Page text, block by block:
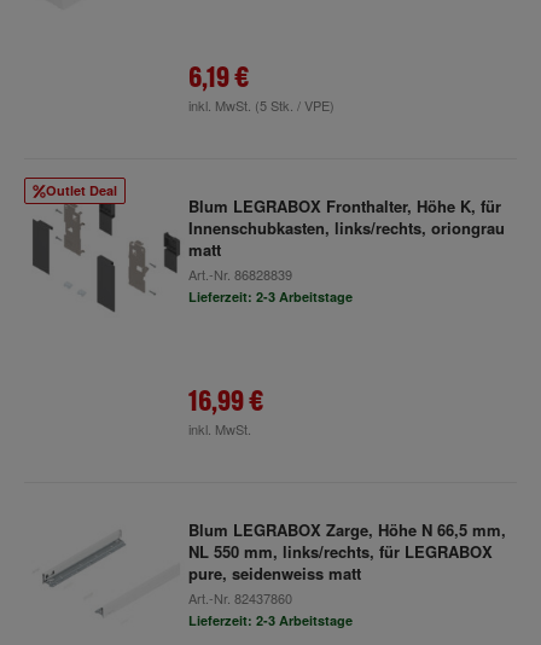
6,19 €
inkl. MwSt. (5 Stk. / VPE)
Outlet Deal
Blum LEGRABOX Fronthalter, Höhe K, für
Innenschubkasten, links/rechts, oriongrau
matt
Art.-Nr. 86828839
Lieferzeit: 2-3 Arbeitstage
16,99 €
inkl. MwSt.
Blum LEGRABOX Zarge, Höhe N 66,5 mm,
NL 550 mm, links/rechts, für LEGRABOX
pure, seidenweiss matt
Art.-Nr. 82437860
Lieferzeit: 2-3 Arbeitstage